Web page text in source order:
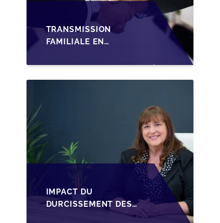
TRANSMISSION
FAMILIALE EN
STRUCTURER LA
CESSION DES PARTS
IMPACT DU
DURCISSEMENT DES